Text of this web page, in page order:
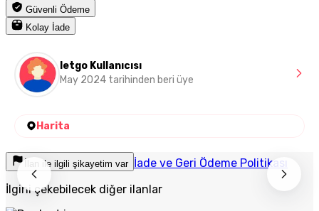
Güvenli Ödeme
Kolay İade
letgo Kullanıcısı
May 2024 tarihinden beri üye
Harita
İlan ile ilgili şikayetim var İade ve Geri Ödeme Politikası
İlgini çekebilecek diğer ilanlar